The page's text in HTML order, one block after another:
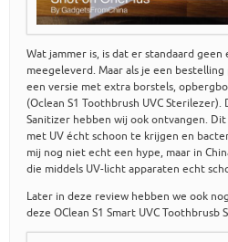
Wat jammer is, is dat er standaard
meegeleverd. Maar als je een
een versie met extra borstels,
(Oclean S1 Toothbrush UVC Sterilezer).
Sanitizer hebben wij ook ontvangen.
met UV écht schoon te krijgen en
mij nog niet echt een hype, maar in
die middels UV-licht apparaten echt
Later in deze review hebben we ook
deze OClean S1 Smart UVC Toothbrusb